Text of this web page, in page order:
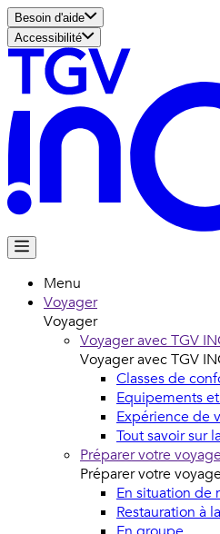
Besoin d'aide
Accessibilité
Menu
Voyager
Voyager
Voyager avec TGV
Voyager avec TGV
Classes de
Equipements
Expérience de
Tout savoir sur
Préparer votre voyage
Préparer votre
En situation
Restauration à